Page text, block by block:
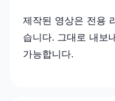
제작된 영상은 전용
습니다. 그대로 내보
가능합니다.